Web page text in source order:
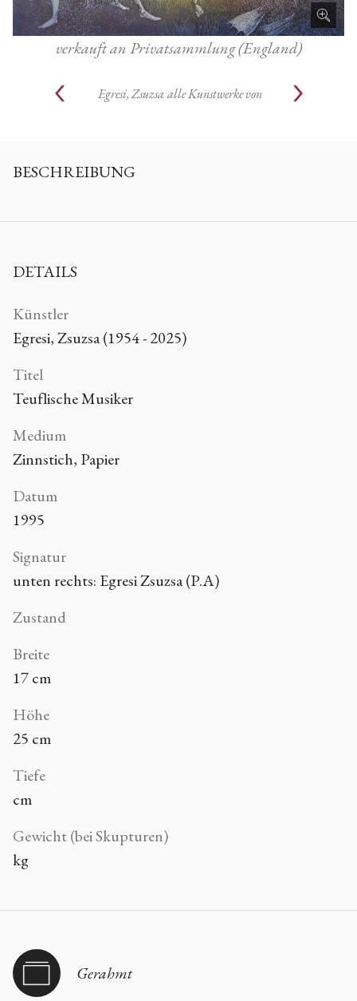
verkauft an Privatsammlung (England)
Egresi, Zsuzsa alle Kunstwerke von
BESCHREIBUNG
DETAILS
Künstler
Egresi, Zsuzsa (1954 - 2025)
Titel
Teuflische Musiker
Medium
Zinnstich, Papier
Datum
1995
Signatur
unten rechts: Egresi Zsuzsa (P.A)
Zustand
Breite
17 cm
Höhe
25 cm
Tiefe
cm
Gewicht (bei Skupturen)
kg
Gerahmt